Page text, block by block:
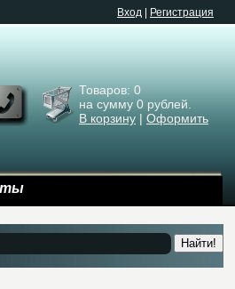
Bход Регистрация
Товаров: 0
на сумму 0 рублей.
В корзину | Оформить
Найти!